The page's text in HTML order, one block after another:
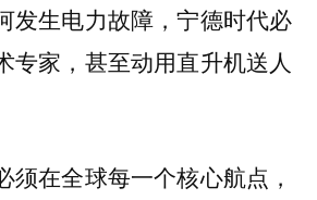
发生电力故障，宁德时代必
专家，甚至动用直升机送人
须在全球每一个核心航点，